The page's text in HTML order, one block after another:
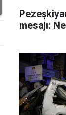
mesajı: